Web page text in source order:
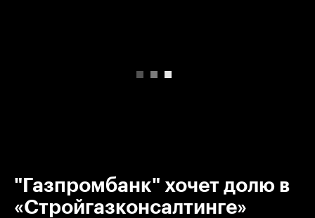
"Газпромбанк" хочет долю в
«Стройгазконсалтинге»